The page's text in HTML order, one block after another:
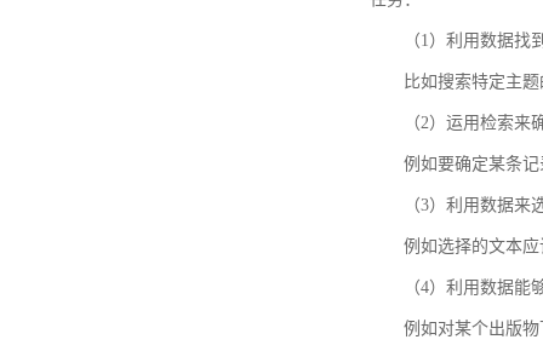
（1）利用数据找
比如搜索特定主
（2）运用检索来
例如要确定某条
（3）利用数据来
例如选择的文本
（4）利用数据能
例如对某个出版